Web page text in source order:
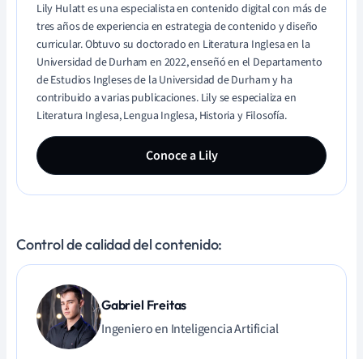
Lily Hulatt es una especialista en contenido digital con más de
tres años de experiencia en estrategia de contenido y diseño
curricular. Obtuvo su doctorado en Literatura Inglesa en la
Universidad de Durham en 2022, enseñó en el Departamento
de Estudios Ingleses de la Universidad de Durham y ha
contribuido a varias publicaciones. Lily se especializa en
Literatura Inglesa, Lengua Inglesa, Historia y Filosofía.
Conoce a Lily
Control de calidad del contenido:
Gabriel Freitas
Ingeniero en Inteligencia Artificial